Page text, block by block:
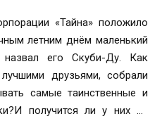
«Тайна» положило
летним днём маленький
его Скуби-Ду. Как
друзьями, собрали
самые таинственные и
получится ли у них на